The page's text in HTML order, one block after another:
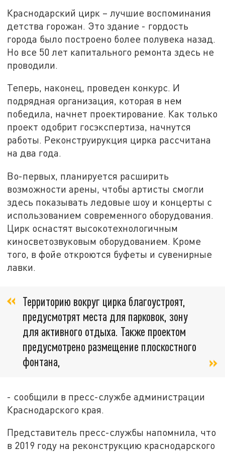
Краснодарский цирк – лучшие воспоминания
детства горожан. Это здание - гордость
города было построено более полувека назад.
Но все 50 лет капитального ремонта здесь не
проводили.
Теперь, наконец, проведен конкурс. И
подрядная организация, которая в нем
победила, начнет проектирование. Как только
проект одобрит госэкспертиза, начнутся
работы. Реконструирукция цирка рассчитана
на два года.
Во-первых, планируется расширить
возможности арены, чтобы артисты смогли
здесь показывать ледовые шоу и концерты с
использованием современного оборудования.
Цирк оснастят высокотехнологичным
киносветозвуковым оборудованием. Кроме
того, в фойе откроются буфеты и сувенирные
лавки.
Территорию вокруг цирка благоустроят,
предусмотрят места для парковок, зону
для активного отдыха. Также проектом
предусмотрено размещение плоскостного
фонтана,
- сообщили в пресс-службе администрации
Краснодарского края.
Представитель пресс-службы напомнила, что
в 2019 году на реконструкцию краснодарского